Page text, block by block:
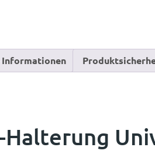
Informationen